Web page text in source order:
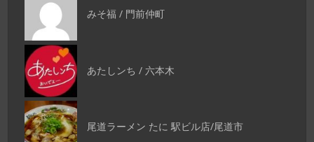
みそ福 / 門前仲町
あたしンち / 六本木
尾道ラーメン たに 駅ビル店/尾道市